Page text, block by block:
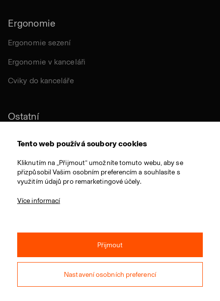
Ergonomie
Ergonomie sezení
Ergonomie v kanceláři
Cviky do kanceláře
Ostatní
Látky a materiály
Tento web používá soubory cookies
Kliknutím na „Přijmout“ umožníte tomuto webu, aby se
přizpůsobil Vašim osobním preferencím a souhlasíte s
využitím údajů pro remarketingové účely.
Více informací
Přijmout
Nastavení osobních preferencí